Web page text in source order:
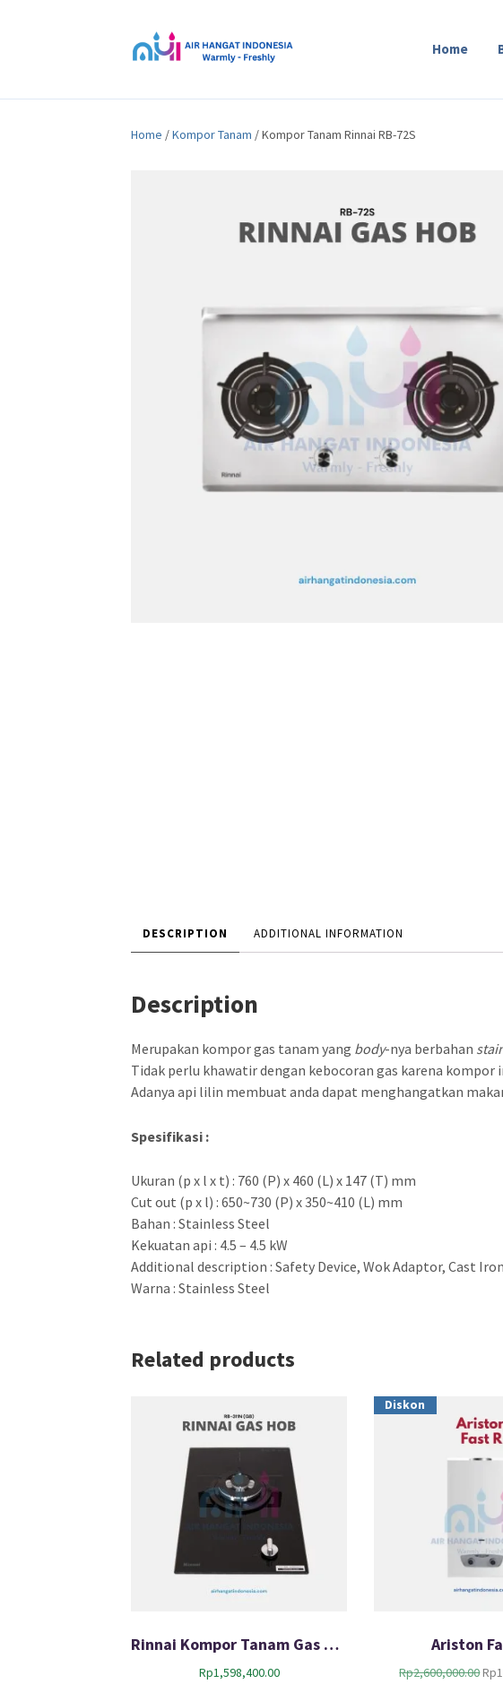
Home
Home /Kompor Tanam / Kompor Tanam Rinnai RB-72S
DESCRIPTION ADDITIONAL INFORMATION
Description
Merupakan kompor gas tanam yang body-nya berbahan
Tidak perlu khawatir dengan kebocoran gas karena kompor
Adanya api lilin membuat anda dapat menghangatkan
Spesifikasi :
Ukuran (p x l x t) : 760 (P) x 460 (L) x 147 (T) mm
Cut out (p x l) : 650~730 (P) x 350~410 (L) mm
Bahan : Stainless Steel
Kekuatan api : 4.5 – 4.5 kW
Additional description : Safety Device, Wok Adaptor, Cast
Warna : Stainless Steel
Related products
Rinnai Kompor Tanam Gas HOB RB-311N (GB)
Rp1,598,400.00
Diskon
Ariston
Rp2,600,000.00O
Rp